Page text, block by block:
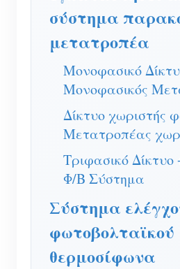
Blogs
σύστημα
μετατροπέα
Μονοφασικό
Μονοφασικός
Δίκτυο χωριστής
Μετατροπέας
Τριφασικό Δίκτυο
Φ/Β Σύστημα
Σύστημα
φωτοβολταϊκού
θερμοσίφωνα